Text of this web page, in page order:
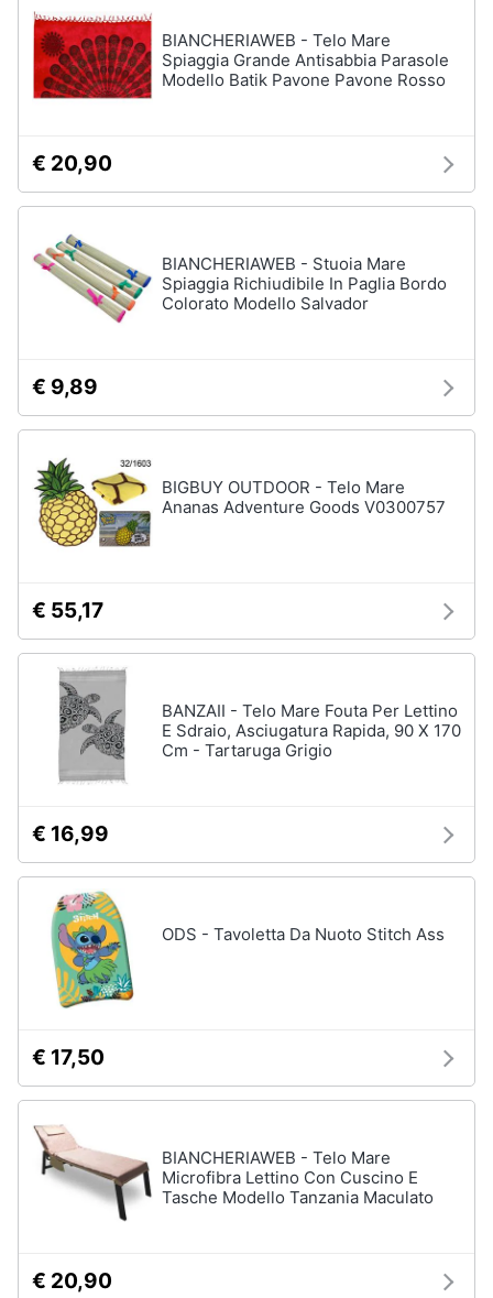
BIANCHERIAWEB - Telo Mare
Spiaggia Grande Antisabbia Parasole
Modello Batik Pavone Pavone Rosso
€ 20,90
BIANCHERIAWEB - Stuoia Mare
Spiaggia Richiudibile In Paglia Bordo
Colorato Modello Salvador
€ 9,89
BIGBUY OUTDOOR - Telo Mare
Ananas Adventure Goods V0300757
€ 55,17
BANZAII - Telo Mare Fouta Per Lettino
E Sdraio, Asciugatura Rapida, 90 X 170
Cm - Tartaruga Grigio
€ 16,99
ODS - Tavoletta Da Nuoto Stitch Ass
€ 17,50
BIANCHERIAWEB - Telo Mare
Microfibra Lettino Con Cuscino E
Tasche Modello Tanzania Maculato
€ 20,90